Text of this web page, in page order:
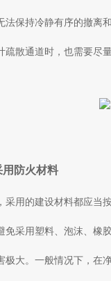
保持冷静有序的撤
散通道时，也需要
防火材料
用的建设材料都应当
采用塑料、泡沫、
大。一般情况下，